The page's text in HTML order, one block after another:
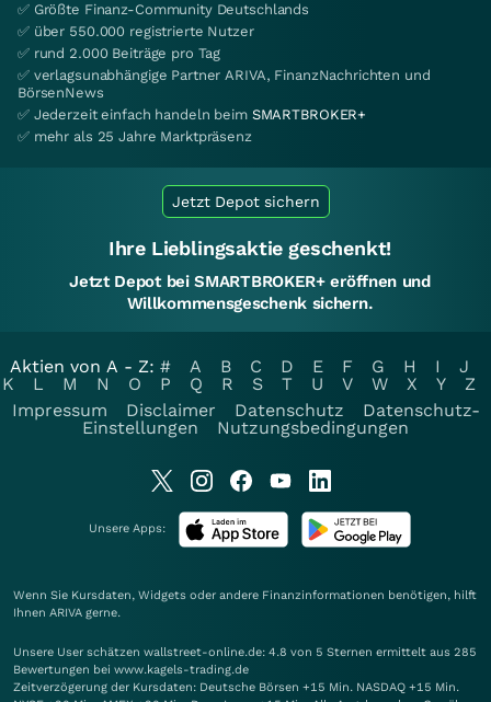
✅ Größte Finanz-Community Deutschlands
✅ über 550.000 registrierte Nutzer
✅ rund 2.000 Beiträge pro Tag
✅ verlagsunabhängige Partner ARIVA, FinanzNachrichten und
BörsenNews
✅ Jederzeit einfach handeln beim SMARTBROKER+
✅ mehr als 25 Jahre Marktpräsenz
Jetzt Depot sichern
Ihre Lieblingsaktie geschenkt!
Jetzt Depot bei SMARTBROKER+ eröffnen und
Willkommensgeschenk sichern.
Aktien von A - Z: # A B C D E F G H I
J
K
L M N O P Q R S T U V W X Y
Z
Impressum
Disclaimer Datenschutz
Datenschutz-
Einstellungen
Nutzungsbedingungen
Unsere Apps:
Wenn Sie Kursdaten, Widgets oder andere Finanzinformationen benötigen, hilft
Ihnen ARIVA gerne.
Unsere User schätzen wallstreet-online.de: 4.8 von 5 Sternen ermittelt aus 285
Bewertungen bei www.kagels-trading.de
Zeitverzögerung der Kursdaten: Deutsche Börsen +15 Min. NASDAQ +15 Min.